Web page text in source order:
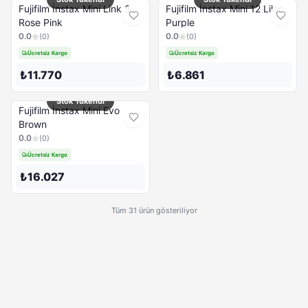
Fujifilm İnstax Mini Link 3
Rose Pink
0.0 (0)
Ücretsiz Kargo
₺11.770
Fujifilm İnstax Mini 12 Lilac
Purple
0.0 (0)
Ücretsiz Kargo
₺6.861
Stok Tükendi
Fujifilm İnstax Mini Evo
Brown
0.0 (0)
Ücretsiz Kargo
₺16.027
Tüm 31 ürün gösteriliyor